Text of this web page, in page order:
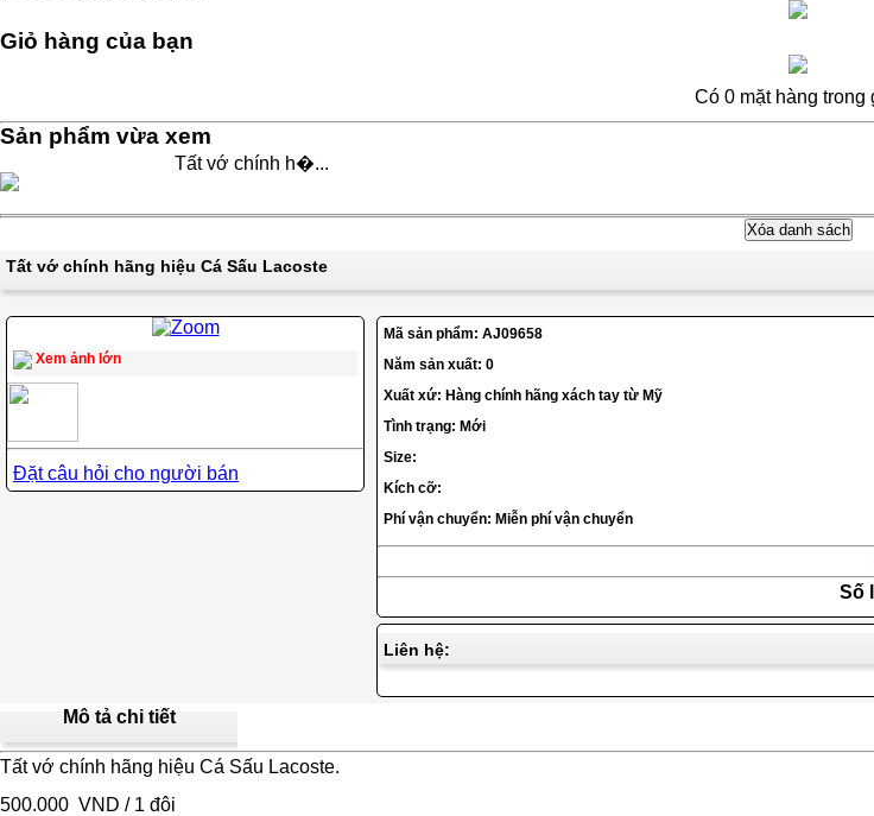
Giỏ hàng của bạn
Có 0 mặt hàng trong
Sản phẩm vừa xem
Tất vớ chính h�...
Tất vớ chính hãng hiệu Cá Sấu Lacoste
Xem ảnh lớn
Đặt câu hỏi cho người bán
Mã sản phẩm: AJ09658
Năm sản xuất: 0
Xuất xứ: Hàng chính hãng xách tay từ Mỹ
Tình trạng: Mới
Size:
Kích cỡ:
Phí vận chuyển: Miễn phí vận chuyển
Số
Liên hệ:
Mô tả chi tiết
Tất vớ chính hãng hiệu Cá Sấu Lacoste.
500.000 VND / 1 đôi